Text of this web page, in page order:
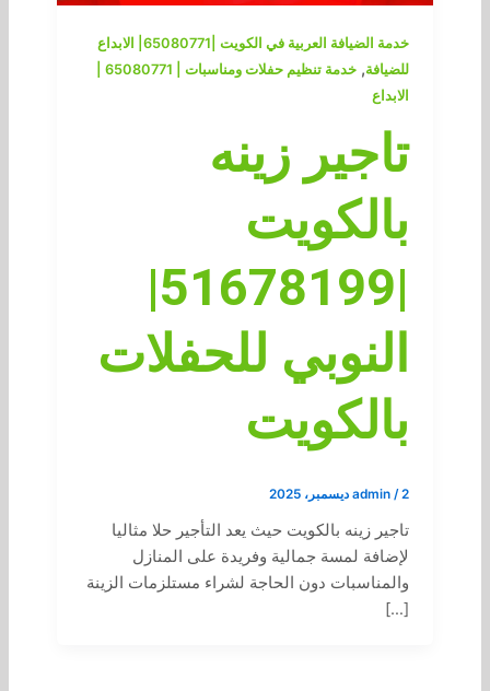
خدمة الضيافة العربية في الكويت |65080771| الابداع
للضيافة,
الابداع
تاجير زينه
بالكويت
|51678199|
النوبي للحفلات
بالكويت
admin /2 ديسمبر، 2025
تاجير زينه بالكويت حيث يعد التأجير حلا مثاليا
لإضافة لمسة جمالية وفريدة على المنازل
والمناسبات دون الحاجة لشراء مستلزمات الزينة
[…]